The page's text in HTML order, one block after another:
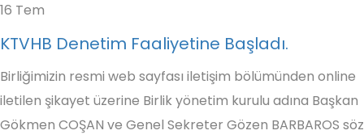
16 Tem
KTVHB Denetim Faaliyetine Başladı.
Birliğimizin resmi web sayfası iletişim bölümünden online
iletilen şikayet üzerine Birlik yönetim kurulu adına Başkan
Gökmen COŞAN ve Genel Sekreter Gözen BARBAROS söz